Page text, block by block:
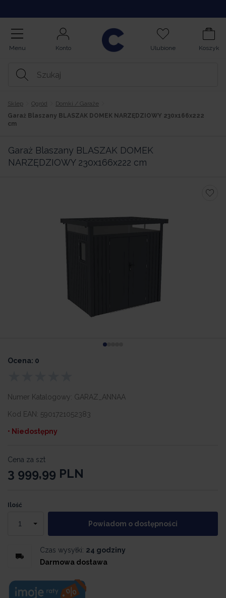
Menu Konto Ulubione Koszyk
Sklep Ogród
Domki / Garaże
Garaż Blaszany BLASZAK DOMEK NARZĘDZIOWY 230x166x222
cm
Garaż Blaszany BLASZAK DOMEK
NARZĘDZIOWY 230x166x222 cm
Ocena: 0
Numer Katalogowy: GARAZ_ANNAA
Kod EAN: 5901721052383
• Niedostępny
Cena za szt
3 999,99 PLN
Ilość
Powiadom o dostępności
Czas wysyłki: 24 godziny
Darmowa dostawa